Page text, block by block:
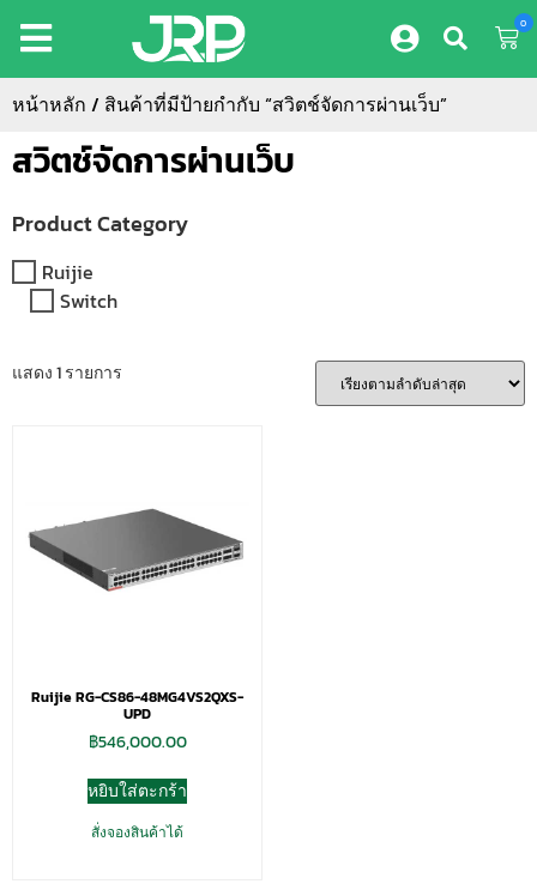
0
หน้าหลัก / สินค้าที่มีป้ายกำกับ “สวิตช์จัดการผ่านเว็บ”
สวิตช์จัดการผ่านเว็บ
Product Category
Ruijie
Switch
แสดง 1 รายการ
Ruijie RG-CS86-48MG4VS2QXS-
UPD
฿546,000.00
หยิบใส่ตะกร้า
สั่งจองสินค้าได้